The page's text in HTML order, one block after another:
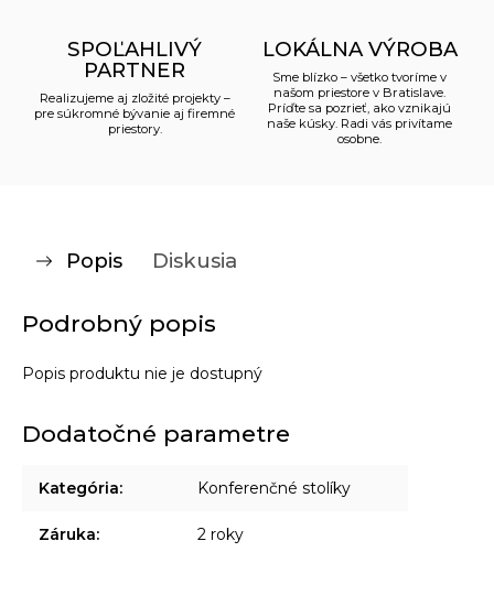
SPOĽAHLIVÝ
PARTNER
Realizujeme aj zložité projekty –
pre súkromné bývanie aj firemné
priestory.
LOKÁLNA VÝROBA
Sme blízko – všetko tvoríme v
našom priestore v Bratislave.
Príďte sa pozrieť, ako vznikajú
naše kúsky. Radi vás privítame
osobne.
Popis Diskusia
Podrobný popis
Popis produktu nie je dostupný
Dodatočné parametre
Kategória: Konferenčné stolíky
Záruka: 2 roky